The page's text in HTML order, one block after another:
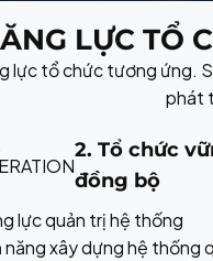
LỰC TỔ
lực tổ chức tương
phát
2. Tổ chức
đồng bộ
lực quản trị hệ thống
năng xây dựng hệ thống